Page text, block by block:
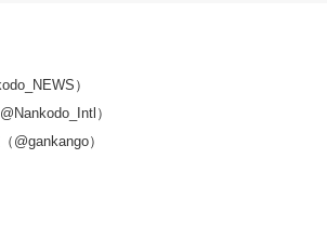
）
）
@gankango）